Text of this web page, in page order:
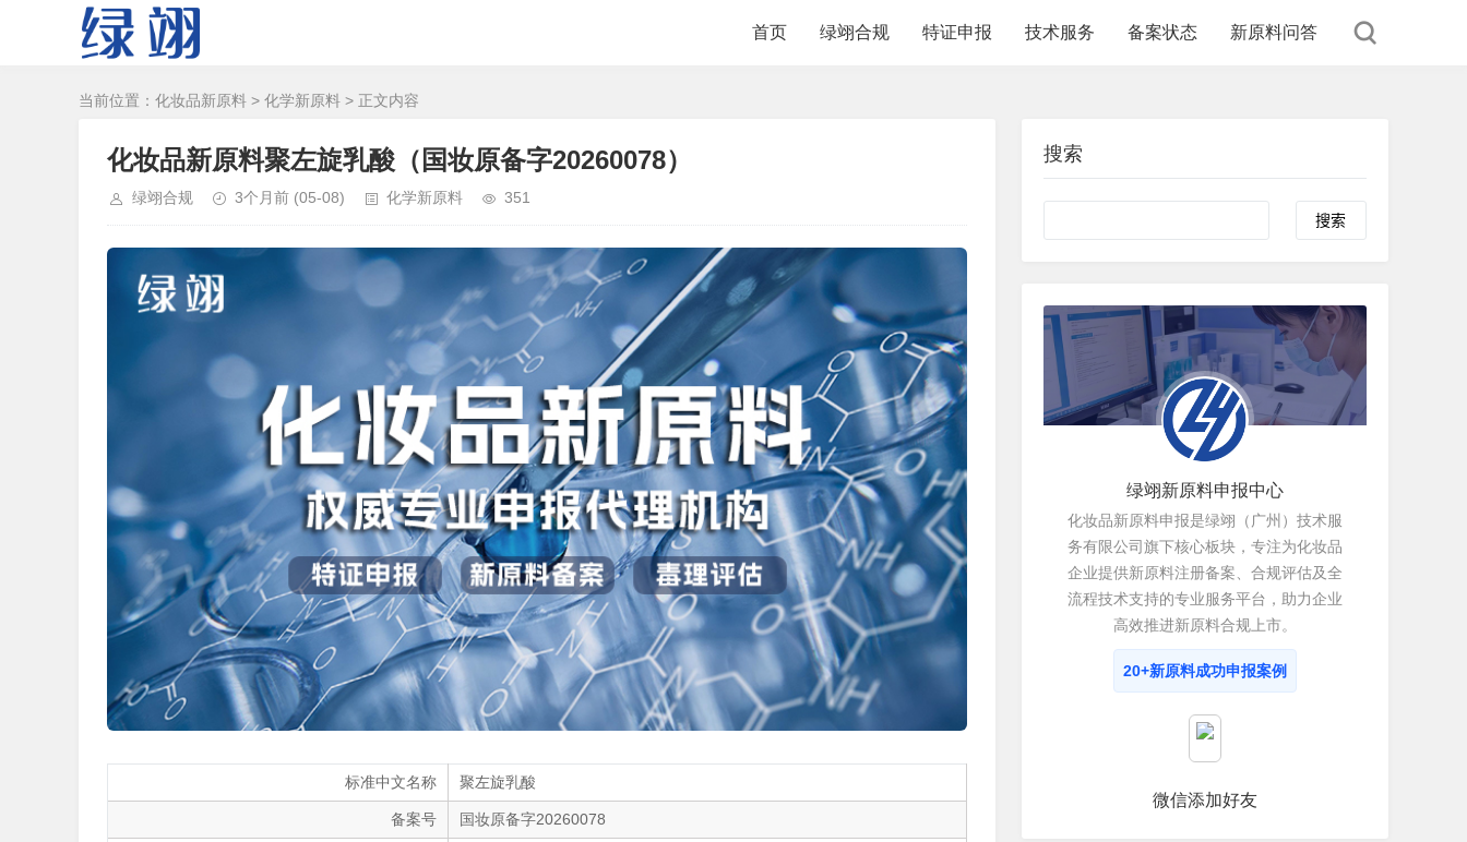
首页 绿翊合规 特证申报 技术服务 备案状态 新原料问答
当前位置： 化妆品新原料 > 化学新原料 > 正文内容
化妆品新原料聚左旋乳酸（国妆原备字20260078）
绿翊合规 3个月前 (05-08) 化学新原料 351
标准中文名称 聚左旋乳酸
备案号 国妆原备字20260078
搜索
绿翊新原料申报中心
化妆品新原料申报是绿翊（广州）技术服
务有限公司旗下核心板块，专注为化妆品
企业提供新原料注册备案、合规评估及全
流程技术支持的专业服务平台，助力企业
高效推进新原料合规上市。
20+新原料成功申报案例
微信添加好友